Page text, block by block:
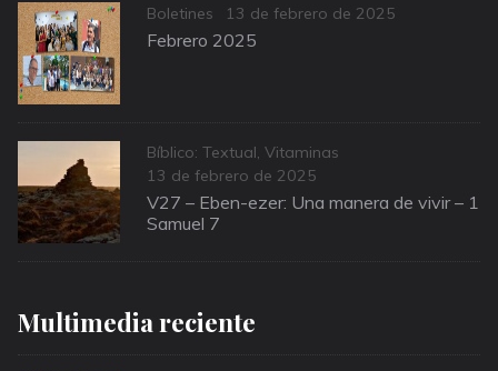
Categories
Boletines
Posted
on
13 de febrero de 2025
Febrero 2025
Categories
Bíblico: Textual, Vitaminas
Posted
on
13 de febrero de 2025
V27 – Eben-ezer: Una manera de vivir – 1
Samuel 7
Multimedia reciente